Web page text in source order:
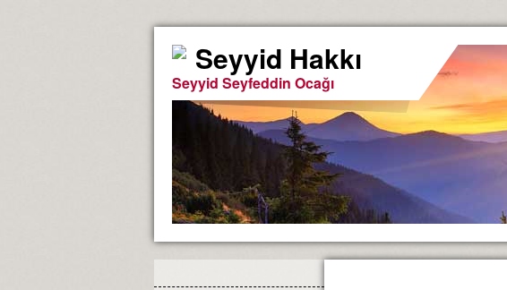
Seyyid Hakkı
Seyyid Seyfeddin Ocağı